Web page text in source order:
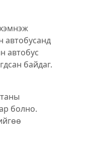
автобусанд
автобус
байдаг.
болно.